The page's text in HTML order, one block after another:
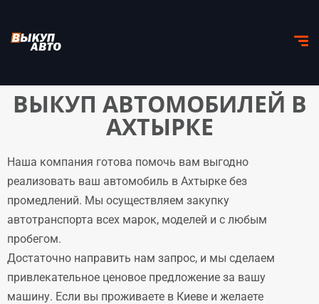
ВЫКУП АВТОМОБИЛЕЙ В
АХТЫРКЕ
Наша компания готова помочь вам выгодно
реализовать ваш автомобиль в Ахтырке без
промедлений. Мы осуществляем закупку
автотранспорта всех марок, моделей и с любым
пробегом.
Достаточно направить нам запрос, и мы сделаем
привлекательное ценовое предложение за вашу
машину. Если вы проживаете в Киеве и желаете